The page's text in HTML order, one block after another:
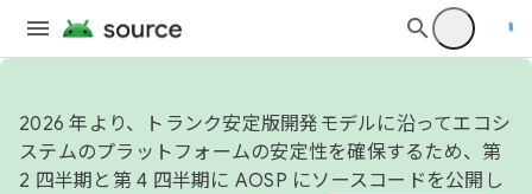
2026 年より、トランク安定版開発モデルに沿ってエコシ
ステムのプラットフォームの安定性を確保するため、第
2 四半期と第 4 四半期に AOSP にソースコードを公開し